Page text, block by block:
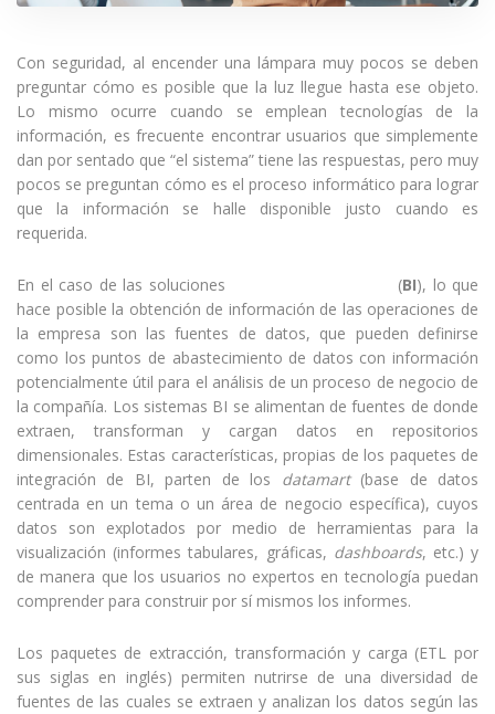
Con seguridad, al encender una lámpara muy pocos se deben
preguntar cómo es posible que la luz llegue hasta ese objeto.
Lo mismo ocurre cuando se emplean tecnologías de la
información, es frecuente encontrar usuarios que simplemente
dan por sentado que “el sistema” tiene las respuestas, pero muy
pocos se preguntan cómo es el proceso informático para lograr
que la información se halle disponible justo cuando es
requerida.
En el caso de las soluciones (BI), lo que
hace posible la obtención de información de las operaciones de
la empresa son las fuentes de datos, que pueden definirse
como los puntos de abastecimiento de datos con información
potencialmente útil para el análisis de un proceso de negocio de
la compañía. Los sistemas BI se alimentan de fuentes de donde
extraen, transforman y cargan datos en repositorios
dimensionales. Estas características, propias de los paquetes de
integración de BI, parten de los datamart(base de datos
centrada en un tema o un área de negocio específica), cuyos
datos son explotados por medio de herramientas para la
visualización (informes tabulares, gráficas, dashboards, etc.) y
de manera que los usuarios no expertos en tecnología puedan
comprender para construir por sí mismos los informes.
Los paquetes de extracción, transformación y carga (ETL por
sus siglas en inglés) permiten nutrirse de una diversidad de
fuentes de las cuales se extraen y analizan los datos según las